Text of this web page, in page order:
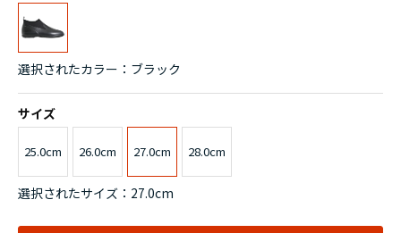
選択されたカラー：ブラック
サイズ
25.0cm 26.0cm 27.0cm 28.0cm
選択されたサイズ：27.0cm